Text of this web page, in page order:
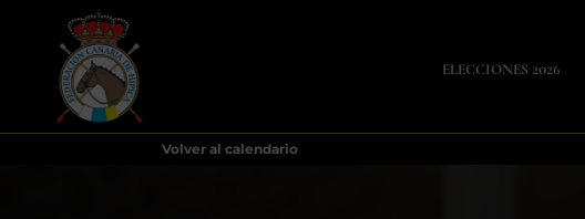
ELECCIONES 2026
Volver al calendario